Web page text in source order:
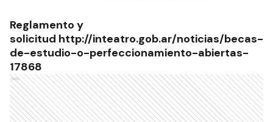
Reglamento y
solicitud http://inteatro.gob.ar/noticias/becas-
de-estudio-o-perfeccionamiento-abiertas-
17868
Ads